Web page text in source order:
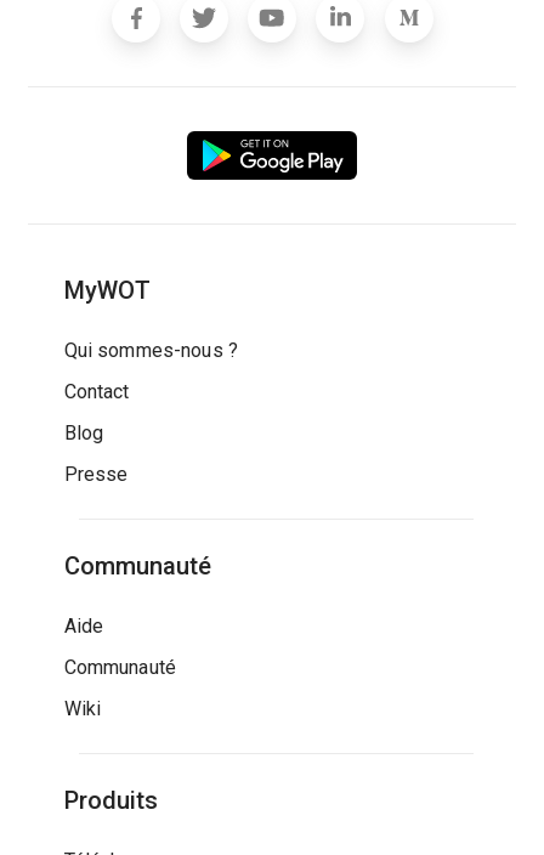
MyWOT
Qui sommes-nous ?
Contact
Blog
Presse
Communauté
Aide
Communauté
Wiki
Produits